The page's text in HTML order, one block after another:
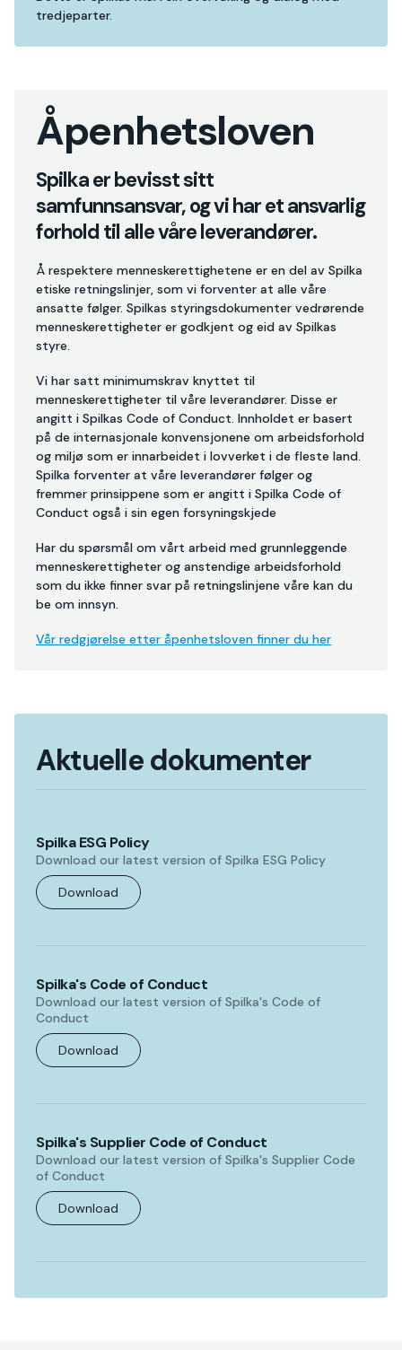
tredjeparter.
Åpenhetsloven
Spilka er bevisst sitt
samfunnsansvar, og vi har et ansvarlig
forhold til alle våre leverandører.
Å respektere menneskerettighetene er en del av Spilka
etiske retningslinjer, som vi forventer at alle våre
ansatte følger. Spilkas styringsdokumenter vedrørende
menneskerettigheter er godkjent og eid av Spilkas
styre.
Vi har satt minimumskrav knyttet til
menneskerettigheter til våre leverandører. Disse er
angitt i Spilkas Code of Conduct. Innholdet er basert
på de internasjonale konvensjonene om arbeidsforhold
og miljø som er innarbeidet i lovverket i de fleste land.
Spilka forventer at våre leverandører følger og
fremmer prinsippene som er angitt i Spilka Code of
Conduct også i sin egen forsyningskjede
Har du spørsmål om vårt arbeid med grunnleggende
menneskerettigheter og anstendige arbeidsforhold
som du ikke finner svar på retningslinjene våre kan du
be om innsyn.
Vår redgjørelse etter åpenhetsloven finner du her
Aktuelle dokumenter
Spilka ESG Policy
Download our latest version of Spilka ESG Policy
Download
Spilka's Code of Conduct
Download our latest version of Spilka's Code of
Conduct
Download
Spilka's Supplier Code of Conduct
Download our latest version of Spilka's Supplier Code
of Conduct
Download